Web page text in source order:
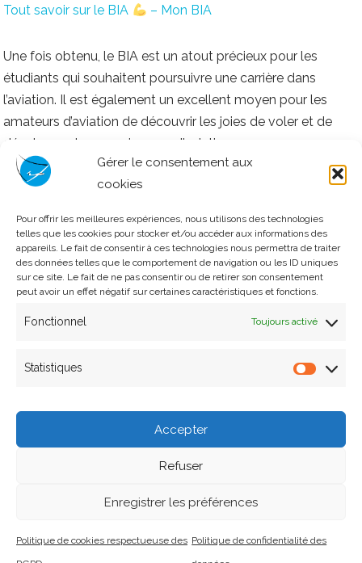
Gérer le consentement aux
cookies
Pour offrir les meilleures expériences, nous utilisons des technologies
telles que les cookies pour stocker et/ou accéder aux informations des
appareils. Le fait de consentir à ces technologies nous permettra de traiter
des données telles que le comportement de navigation ou les ID uniques
sur ce site. Le fait de ne pas consentir ou de retirer son consentement
peut avoir un effet négatif sur certaines caractéristiques et fonctions.
Fonctionnel Toujours activé
Statistiques
Accepter
Refuser
Enregistrer les préférences
Politique de cookies respectueuse des Politique de confidentialité des
Tout savoir sur le BIA
– Mon BIA
Une fois obtenu, le BIA est un atout précieux pour les
étudiants qui souhaitent poursuivre une carrière dans
l’aviation. Il est également un excellent moyen pour les
amateurs d’aviation de découvrir les joies de voler et de
développer leur passion pour l’aviation.
Au sein du club, les titulaires du BIA peuvent obtenir des
tarifs préférentiels sur les baptêmes de l’air
des bourses pouvant être délivrées par la Fédération
Française de Vol en Planeur (FFVP).
Pour plus d’informations, n’hésitez pas à nous contacter !
Nos coordonnées
contact@planeursduvelay.fr
Se connecter à l’espace pilote
Politique de cookies respectueuse des RGPD